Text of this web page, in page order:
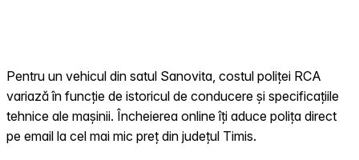
Pentru un vehicul din satul Sanovita, costul poliței RCA
variază în funcție de istoricul de conducere și specificațiile
tehnice ale mașinii. Încheierea online îți aduce polița direct
pe email la cel mai mic preț din județul Timis.